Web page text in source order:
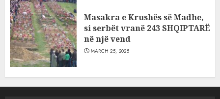
Masakra e Krushës së Madhe,
si serbët vranë 243 SHQIPTARË
në një vend
MARCH 25, 2025